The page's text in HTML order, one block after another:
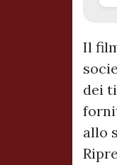
Il
dei
allo